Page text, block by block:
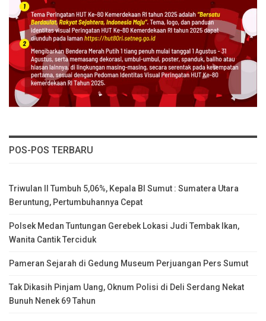
POS-POS TERBARU
Triwulan II Tumbuh 5,06%, Kepala BI Sumut : Sumatera Utara
Beruntung, Pertumbuhannya Cepat
Polsek Medan Tuntungan Gerebek Lokasi Judi Tembak Ikan,
Wanita Cantik Terciduk
Pameran Sejarah di Gedung Museum Perjuangan Pers Sumut
Tak Dikasih Pinjam Uang, Oknum Polisi di Deli Serdang Nekat
Bunuh Nenek 69 Tahun